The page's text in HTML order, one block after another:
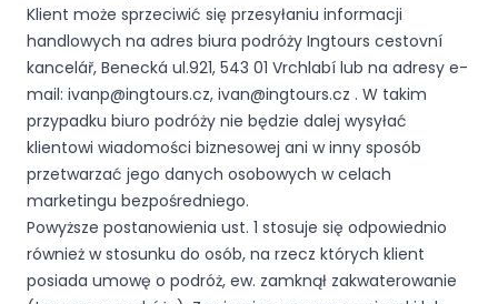
Klient może sprzeciwić się przesyłaniu informacji
handlowych na adres biura podróży Ingtours cestovní
kancelář, Benecká ul.921, 543 01 Vrchlabí lub na adresy e-
mail: ivanp@ingtours.cz, ivan@ingtours.cz . W takim
przypadku biuro podróży nie będzie dalej wysyłać
klientowi wiadomości biznesowej ani w inny sposób
przetwarzać jego danych osobowych w celach
marketingu bezpośredniego.
Powyższe postanowienia ust. 1 stosuje się odpowiednio
również w stosunku do osób, na rzecz których klient
posiada umowę o podróż, ew. zamknął zakwaterowanie